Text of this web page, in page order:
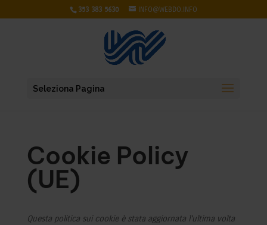
353 383 5630 INFO@WEBDO.INFO
Seleziona Pagina
Cookie Policy
(UE)
Questa politica sui cookie è stata aggiornata l'ultima volta